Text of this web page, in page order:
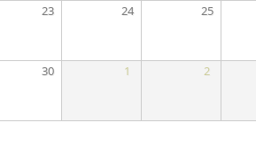
23 24 25
30 1 2